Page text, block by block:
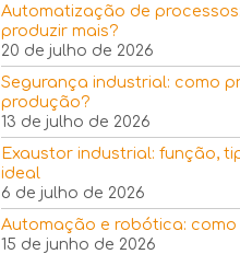
Automatização de
produzir mais?
20 de julho de 2026
Segurança industrial: como
produção?
13 de julho de 2026
Exaustor industrial: função,
ideal
6 de julho de 2026
Automação e robótica:
15 de junho de 2026